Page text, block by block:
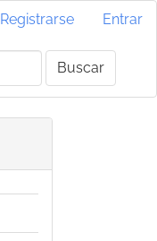
Registrarse Entrar
Buscar